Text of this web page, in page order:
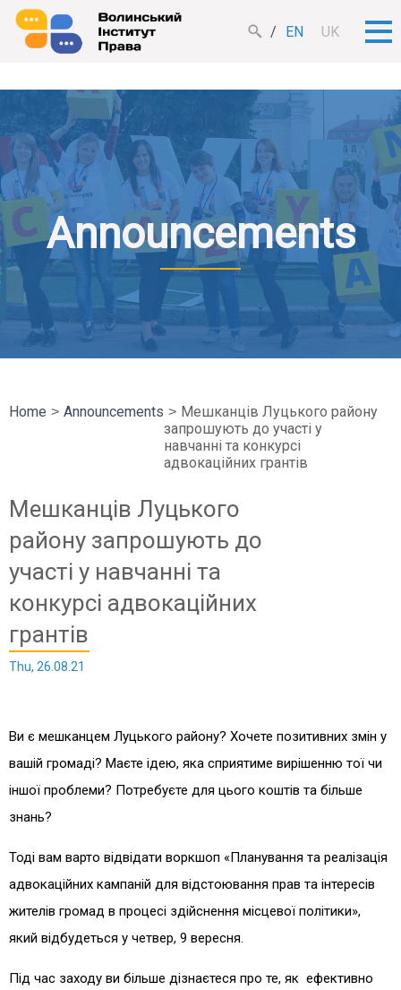
EN UK
Announcements
Home Announcements
Мешканців Луцького району
запрошують до участі у
навчанні та конкурсі
адвокаційних грантів
Мешканців Луцького
району запрошують до
участі у навчанні та
конкурсі адвокаційних
грантів
Thu, 26.08.21
Ви є мешканцем Луцького району? Хочете позитивних змін у
вашій громаді? Маєте ідею, яка сприятиме вирішенню тої чи
іншої проблеми? Потребуєте для цього коштів та більше
знань?
Тоді вам варто відвідати воркшоп «Планування та реалізація
адвокаційних кампаній для відстоювання прав та інтересів
жителів громад в процесі здійснення місцевої політики»,
який відбудеться у четвер, 9 вересня.
Під час заходу ви більше дізнаєтеся про те, як ефективно